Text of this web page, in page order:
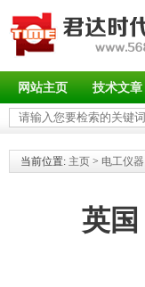
网站主页 技术文章
当前位置: 主页 > 电工仪器
英